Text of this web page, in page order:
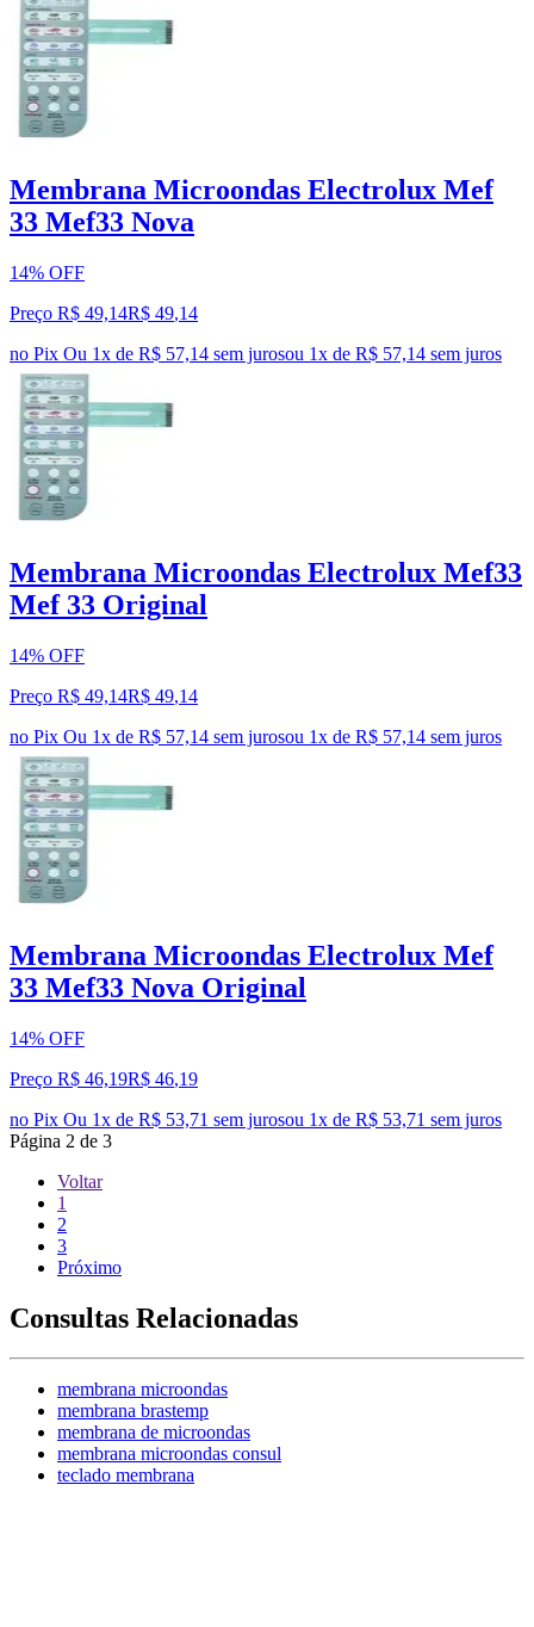
Membrana Microondas Electrolux Mef
33 Mef33 Nova
14% OFF
Preço R$ 49,14R$ 49,14
no Pix Ou 1x de R$ 57,14 sem jurosou 1x de R$ 57,14 sem juros
Membrana Microondas Electrolux Mef33
Mef 33 Original
14% OFF
Preço R$ 49,14R$ 49,14
no Pix Ou 1x de R$ 57,14 sem jurosou 1x de R$ 57,14 sem juros
Membrana Microondas Electrolux Mef
33 Mef33 Nova Original
14% OFF
Preço R$ 46,19R$ 46,19
no Pix Ou 1x de R$ 53,71 sem jurosou 1x de R$ 53,71 sem juros
Página 2 de 3
Voltar
1
2
3
Próximo
Consultas Relacionadas
membrana microondas
membrana brastemp
membrana de microondas
membrana microondas consul
teclado membrana